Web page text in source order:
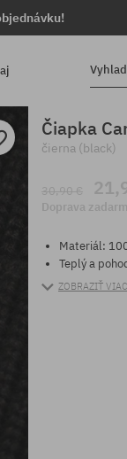
Čiapka
čierna (black)
30,90 €
Doprava
Materiál:
Teplý a
ZOBRAZIŤ VIAC